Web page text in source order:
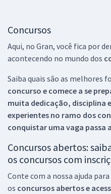
Concursos
Aqui, no Gran, você fica por
acontecendo no mundo dos
Saiba quais são as melhores
concurso e comece a se
muita dedicação, disciplina
experientes no ramo dos
conquistar uma vaga passa
Concursos abertos:
os concursos com
Conte com a nossa ajuda
os concursos abertos e